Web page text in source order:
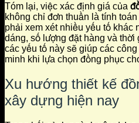
Tóm lại, việc xác định giá của
không chỉ đơn thuần là tính
phải xem xét nhiều yếu tố khác
dáng, số lượng đặt hàng và
các yếu tố này sẽ giúp các
minh khi lựa chọn đồng phục
Xu hướng thiết kế
xây dựng hiện nay